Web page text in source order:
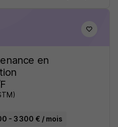
en
- 3 300 € / mois